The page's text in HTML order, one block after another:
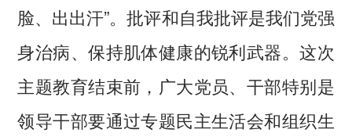
脸、出出汗”。批评和自我批评是我们党强
身治病、保持肌体健康的锐利武器。这次
主题教育结束前，广大党员、干部特别是
领导干部要通过专题民主生活会和组织生